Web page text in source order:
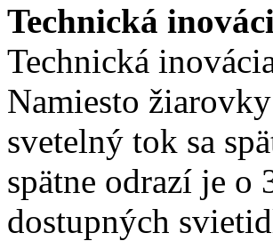
Technická
Technická
Namiesto
svetelný tok sa
spätne odrazí je o
dostupných